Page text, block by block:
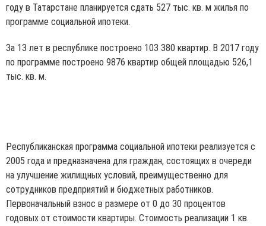
году в Татарстане планируется сдать 527 тыс. кв. м жилья по
программе социальной ипотеки.
За 13 лет в республике построено 103 380 квартир. В 2017 году
по программе построено 9876 квартир общей площадью 526,1
тыс. кв. м.
Республиканская программа социальной ипотеки реализуется с
2005 года и предназначена для граждан, состоящих в очереди
на улучшение жилищных условий, преимущественно для
сотрудников предприятий и бюджетных работников.
Первоначальный взнос в размере от 0 до 30 процентов
годовых от стоимости квартиры. Стоимость реализации 1 кв.